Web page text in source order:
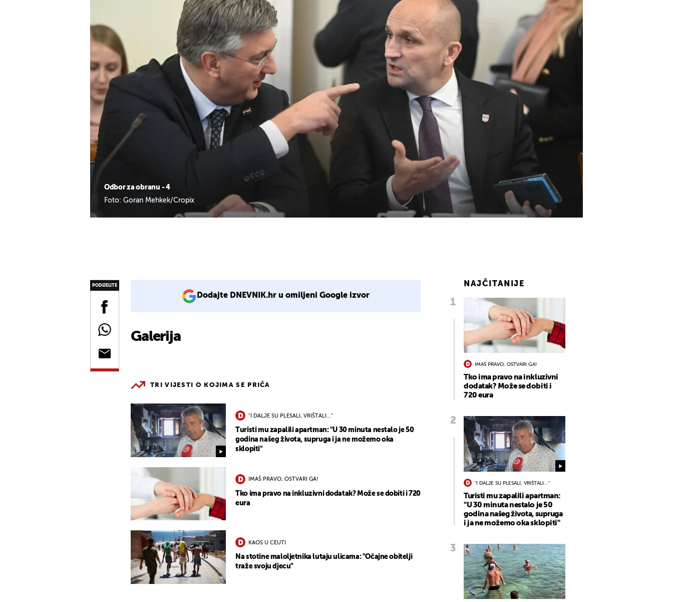
Odbor za obranu - 4
Foto: Goran Mehkek/Cropix
PODIJELITE
Dodajte DNEVNIK.hr u omiljeni Google izvor
Galerija
TRI VIJESTI O KOJIMA SE PRIČA
"I DALJE SU PLESALI, VRIŠTALI..."
Turisti mu zapalili apartman: "U 30 minuta nestalo je 50
godina našeg života, supruga i ja ne možemo oka
sklopiti"
IMAŠ PRAVO, OSTVARI GA!
Tko ima pravo na inkluzivni dodatak? Može se dobiti i 720
eura
KAOS U CEUTI
Na stotine maloljetnika lutaju ulicama: "Očajne obitelji
traže svoju djecu"
NAJČITANIJE
IMAŠ PRAVO, OSTVARI GA!
Tko ima pravo na inkluzivni
dodatak? Može se dobiti i
720 eura
"I DALJE SU PLESALI, VRIŠTALI..."
Turisti mu zapalili apartman:
"U 30 minuta nestalo je 50
godina našeg života, supruga
i ja ne možemo oka sklopiti"